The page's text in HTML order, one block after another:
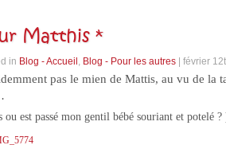
Matthis *
in Blog - Accueil , Blog - Pour les autres | février
pas le mien de Mattis, au vu de la
ou est passé mon gentil bébé souriant et potelé ?